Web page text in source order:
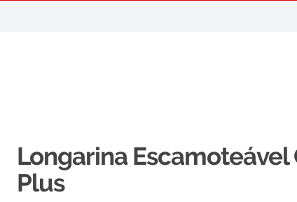
Longarina Escamoteável
Plus